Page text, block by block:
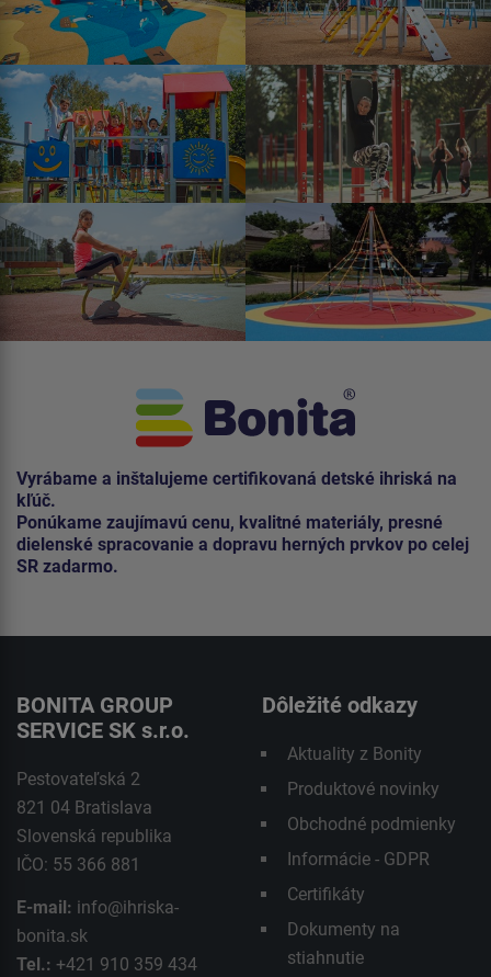
Vyrábame a inštalujeme certifikovaná detské ihriská na
kľúč.
Ponúkame zaujímavú cenu, kvalitné materiály, presné
dielenské spracovanie a dopravu herných prvkov po celej
SR zadarmo.
BONITA GROUP
SERVICE SK s.r.o.
Pestovateľská 2
821 04 Bratislava
Slovenská republika
IČO: 55 366 881
E-mail: info@ihriska-
bonita.sk
Tel.: +421 910 359 434
Dôležité odkazy
Aktuality z Bonity
Produktové novinky
Obchodné podmienky
Informácie - GDPR
Certifikáty
Dokumenty na
stiahnutie